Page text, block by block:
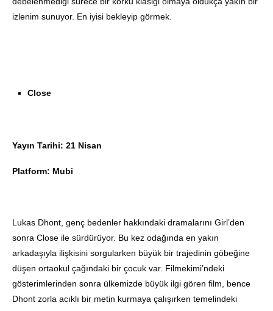
izlenim sunuyor. En iyisi bekleyip görmek.
Close
Yayın Tarihi: 21 Nisan
Platform: Mubi
Lukas Dhont, genç bedenler hakkındaki dramalarını Girl’den
sonra Close ile sürdürüyor. Bu kez odağında en yakın
arkadaşıyla ilişkisini sorgularken büyük bir trajedinin göbeğine
düşen ortaokul çağındaki bir çocuk var. Filmekimi’ndeki
gösterimlerinden sonra ülkemizde büyük ilgi gören film, bence
Dhont zorla acıklı bir metin kurmaya çalışırken temelindeki